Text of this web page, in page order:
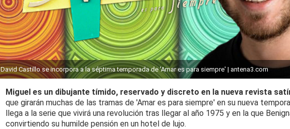
David Castillo se incorpora a la séptima temporada de 'Amar es para siempre' | antena3.com
Miguel es un dibujante tímido, reservado y discreto en la nueva revista
que girarán muchas de las tramas de 'Amar es para siempre' en su nueva
llega a la serie que vivirá una revolución tras llegar al año 1975 y en la que
convirtiendo su humilde pensión en un hotel de lujo.